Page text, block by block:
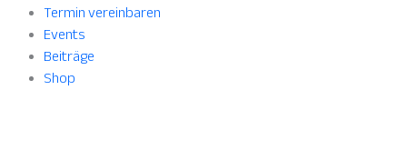
Termin vereinbaren
Events
Beiträge
Shop